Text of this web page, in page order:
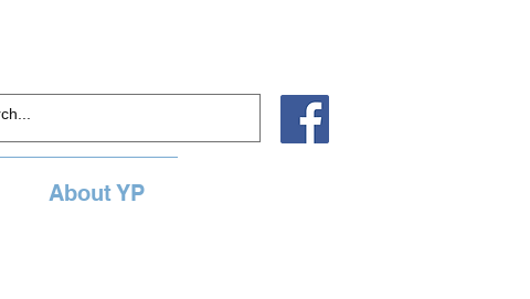
About YP